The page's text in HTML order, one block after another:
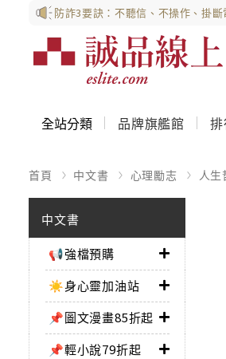
防詐3要訣：不聽信、不操作、掛斷
全站分類 品牌旗艦館
首頁 中文書 心理勵志 人
中文書
📢強檔預購
☀️身心靈加油站
📌圖文漫畫85折起
📌輕小說79折起